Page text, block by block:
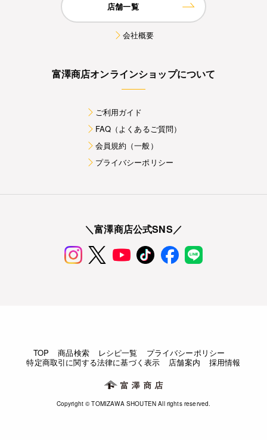
店舗一覧
会社概要
富澤商店オンラインショップについて
ご利用ガイド
FAQ（よくあるご質問）
会員規約（一般）
プライバシーポリシー
＼富澤商店公式SNS／
TOP 商品検索 レシピ一覧
プライバシーポリシー
特定商取引に関する法律に基づく表示
店舗案内 採用情報
Copyright © TOMIZAWA SHOUTEN All rights reserved.